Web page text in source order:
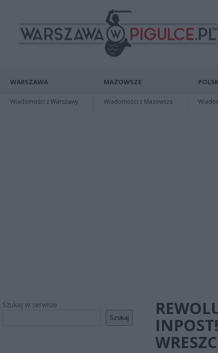
WARSZAWA
Wiadomości z Warszawy
MAZOWSZE
Wiadomości z Mazowsza
Szukaj w serwisie
Szukaj